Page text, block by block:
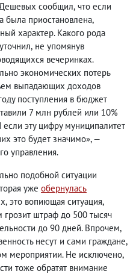
сообщил, что если
была приостановлена,
характер. Какого рода
, не упомянув
вечеринках.
экономических потерь
выпадающих доходов
поступления в бюджет
7 млн рублей или 10%
эту цифру муниципалитет
это будет значимо», —
управления.
подобной ситуации
уже обернулась
, это вопиющая ситуация,
штраф до 500 тысяч
до 90 дней. Впрочем,
несут и сами граждане,
мероприятии. Не исключено,
тоже обратят внимание